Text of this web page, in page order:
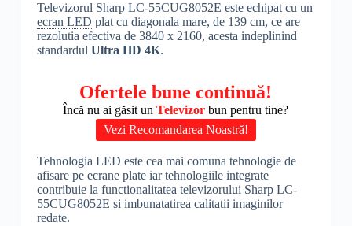
Televizorul Sharp LC-55CUG8052E este echipat cu un
ecran LED plat cu diagonala mare, de 139 cm, ce are
rezolutia efectiva de 3840 x 2160, acesta indeplinind
standardul Ultra HD 4K.
Ofertele bune continuă!
Încă nu ai găsit unTelevizorbun pentru tine?
Vezi Recomandarea Noastră!
Tehnologia LED este cea mai comuna tehnologie de
afisare pe ecrane plate iar tehnologiile integrate
contribuie la functionalitatea televizorului Sharp LC-
55CUG8052E si imbunatatirea calitatii imaginilor
redate.